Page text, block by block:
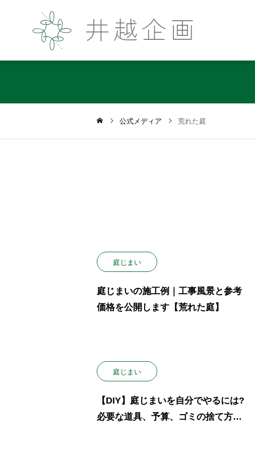
公式メディア 荒れた庭
庭じまい
庭じまいの施工例｜工事風景と参考
価格を公開します【荒れた庭】
庭じまい
【DIY】庭じまいを自分でやるには?
必要な道具、予算、ゴミの捨て方ま